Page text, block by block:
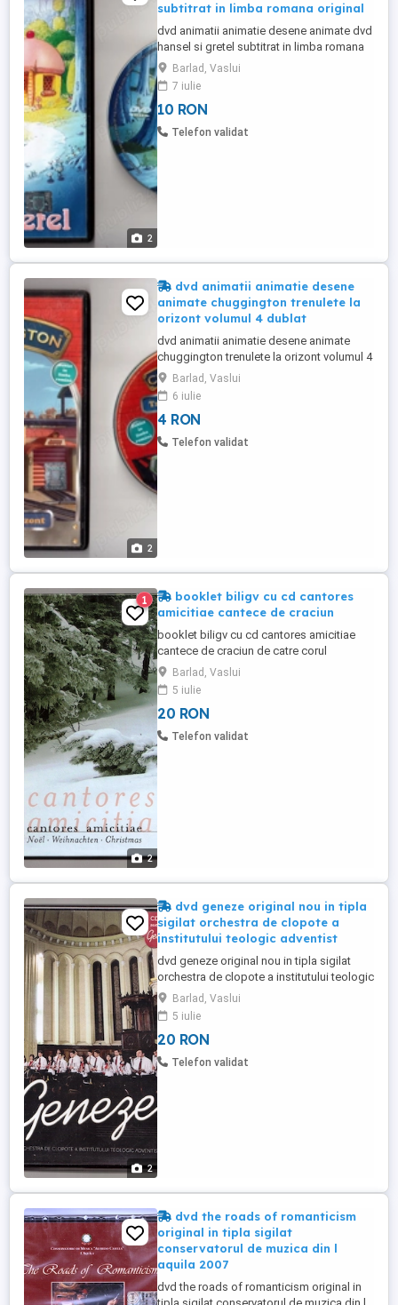
2
subtitrat in limba romana original
dvd animatii animatie desene animate dvd
hansel si gretel subtitrat in limba romana
original timbru original carcasa slim
originala starea care se vede pret 10 lei
trimit in tara prin posta sau curieri vizitati
toate ofertele mele intr-o lume saturata a
streaming-ului este foarte importanta
Barlad, Vaslui
7 iulie
10 RON
Telefon validat
2
dvd animatii animatie desene
animate chuggington trenulete la
orizont volumul 4 dublat
dvd animatii animatie desene animate
chuggington trenulete la orizont volumul 4
dublat in limba romana dvd original timbru
original carcasa slim originala starea care
se vede pret 4 lei trimit in tara prin posta
sau curieri vizitati toate ofertele mele intr-o
lume saturata a streaming-ului este foarte
Barlad, Vaslui
6 iulie
4 RON
Telefon validat
2
1
booklet biligv cu cd cantores
amicitiae cantece de craciun
booklet biligv cu cd cantores amicitiae
cantece de craciun de catre corul
universitatii de arta george enescu iasi
dirijor nicolae gisca original pret 20 de lei
trimit in tara prin posta sau curieri vizitati
toate ofertele mele este indicata detinerea
de copii fizice
Barlad, Vaslui
5 iulie
20 RON
Telefon validat
2
dvd geneze original nou in tipla
sigilat orchestra de clopote a
institutului teologic adventist
dvd geneze original nou in tipla sigilat
orchestra de clopote a institutului teologic
adventist pret 20 de lei trimit in tara prin
posta sau curieri vizitati toate ofertele
mele este indicata detinerea de copii
fizice
Barlad, Vaslui
5 iulie
20 RON
Telefon validat
dvd the roads of romanticism
original in tipla sigilat
conservatorul de muzica din l
aquila 2007
dvd the roads of romanticism original in